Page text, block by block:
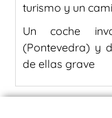
turismo y un
Un coche
(Pontevedra) y
de ellas grave